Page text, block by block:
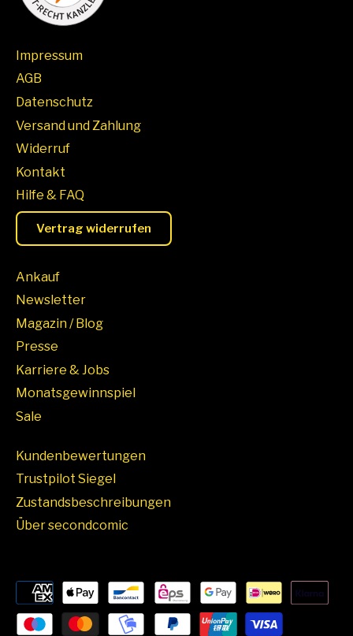
Impressum
AGB
Datenschutz
Versand und Zahlung
Widerruf
Kontakt
Hilfe & FAQ
Vertrag widerrufen
Ankauf
Newsletter
Magazin / Blog
Presse
Karriere & Jobs
Monatsgewinnspiel
Sale
Kundenbewertungen
Trustpilot Siegel
Zustandsbeschreibungen
Über secondcomic